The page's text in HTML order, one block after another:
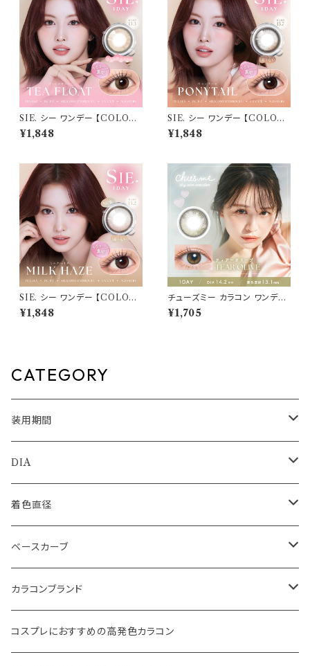
SIE. シー ワンデー 【COLOR：
ティーフロート 】 1箱10枚入 シ
リコーン 回らない水光レンズ M
ン カラーコンタクト ナチュラル
ブラック ブラウン 裸眼風 フチ
ベージュ グレー 1日使い捨て
¥1,848
SIE. シー ワンデー 【COLOR：
ポニーテール 】 1箱10枚入 シリ
コーン 回らない水光レンズ MO
カラーコンタクト ナチュラル ブ
ラック ブラウン 裸眼風 フチ ベ
ージュ グレー 1日使い捨て
¥1,848
SIE. シー ワンデー 【COLOR：
ミルクヘイズ 】 1箱10枚入 シリ
コーン 回らない水光レンズ MO
ージュ グレー 1日使い捨て
¥1,848
チューズミー カラコン ワンデー
【COLOR：ティアーオリーブ】新
色 ハーフ系 モテ 盛れ 水光レン
¥1,705
CATEGORY
装用期間
1day
1month
2ｗeek
DIA
14.0mm
14.1mm
14.2mm
14.5mm
着色直径
12.5mm
12.8mm
13.0mm
ベースカーブ
8.6mm
8.7mm
カラコンブランド
エバーカラー
コスプレにおすすめの高発色カラコン